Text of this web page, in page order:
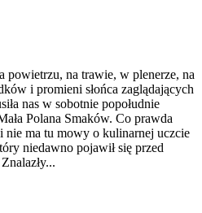
powietrzu, na trawie, w plenerze, na
i promieni słońca zaglądających
nas w sobotnie popołudnie
Polana Smaków. Co prawda
nie ma tu mowy o kulinarnej uczcie
niedawno pojawił się przed